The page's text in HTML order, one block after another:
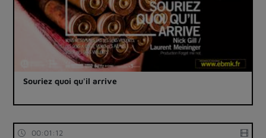
Souriez quoi qu'il arrive
00:01:12